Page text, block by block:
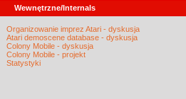
Wewnętrzne/Internals
Organizowanie imprez Atari - dyskusja
Atari demoscene database - dyskusja
Colony Mobile - dyskusja
Colony Mobile - projekt
Statystyki